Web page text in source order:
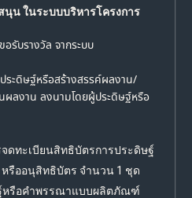
น ในระบบบริหารโครงการ
รับรางวัล จากระบบ
ะดิษฐ์หรือสร้างสรรค์ผลงาน/
ผลงาน ลงนามโดยผู้ประดิษฐ์หรือ
ดทะเบียนสิทธิบัตรการประดิษฐ์
รืออนุสิทธิบัตร จำนวน 1 ชุด
หรือคำพรรณาแบบผลิตภัณฑ์